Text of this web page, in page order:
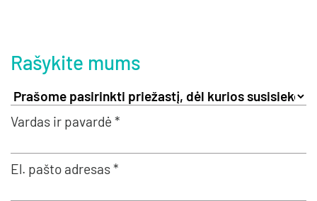
Rašykite mums
Vardas ir pavardė *
El. pašto adresas *